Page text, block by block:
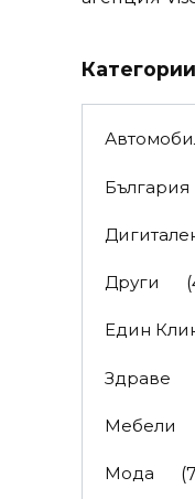
Категории
България
Други
Един
Здраве
Мебели
Мода